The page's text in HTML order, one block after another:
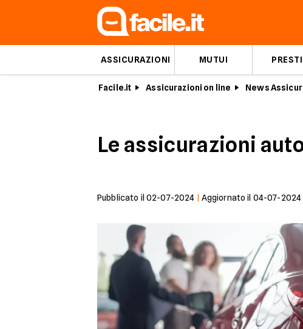
ASSICURAZIONI MUTUI
Facile.it Assicurazioni on line News
Le assicurazioni
Pubblicato il 02-07-2024 Aggiornato il 04-07-2024